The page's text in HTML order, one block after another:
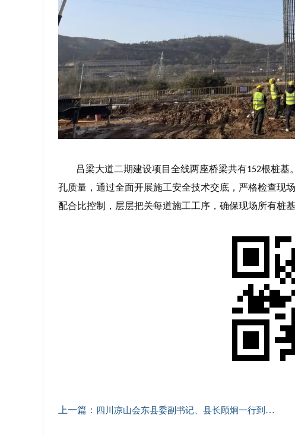
吕梁大道二期建设项目全线两座桥梁共有152根桩基
孔质量，通过全面开展施工安全技术交底，严格检查现
配合比控制，层层把关每道施工工序，确保现场所有桩
上一篇： 四川凉山会东县委副书记、县长顾炯一行到会东县普发桥项目调研